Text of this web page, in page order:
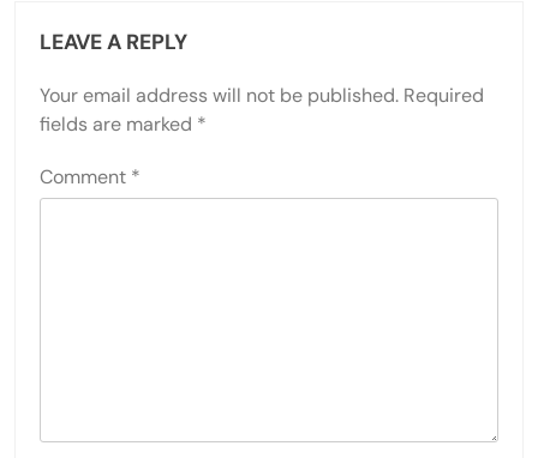
LEAVE A REPLY
Your email address will not be published. Required
fields are marked *
Comment *